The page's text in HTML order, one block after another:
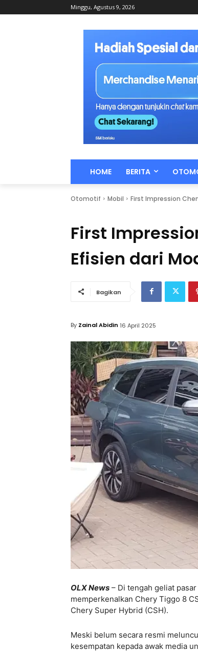
Minggu, Agustus 9, 2026
HOME BERITA
Otomotif Mobil First Impression
First
Efisien dari
Bagikan
By Zainal Abidin 16 April 2025
OLX News – Di tengah geliat
memperkenalkan Chery Tiggo 8
Chery Super Hybrid (CSH).
Meski belum secara resmi
kesempatan kepada awak media